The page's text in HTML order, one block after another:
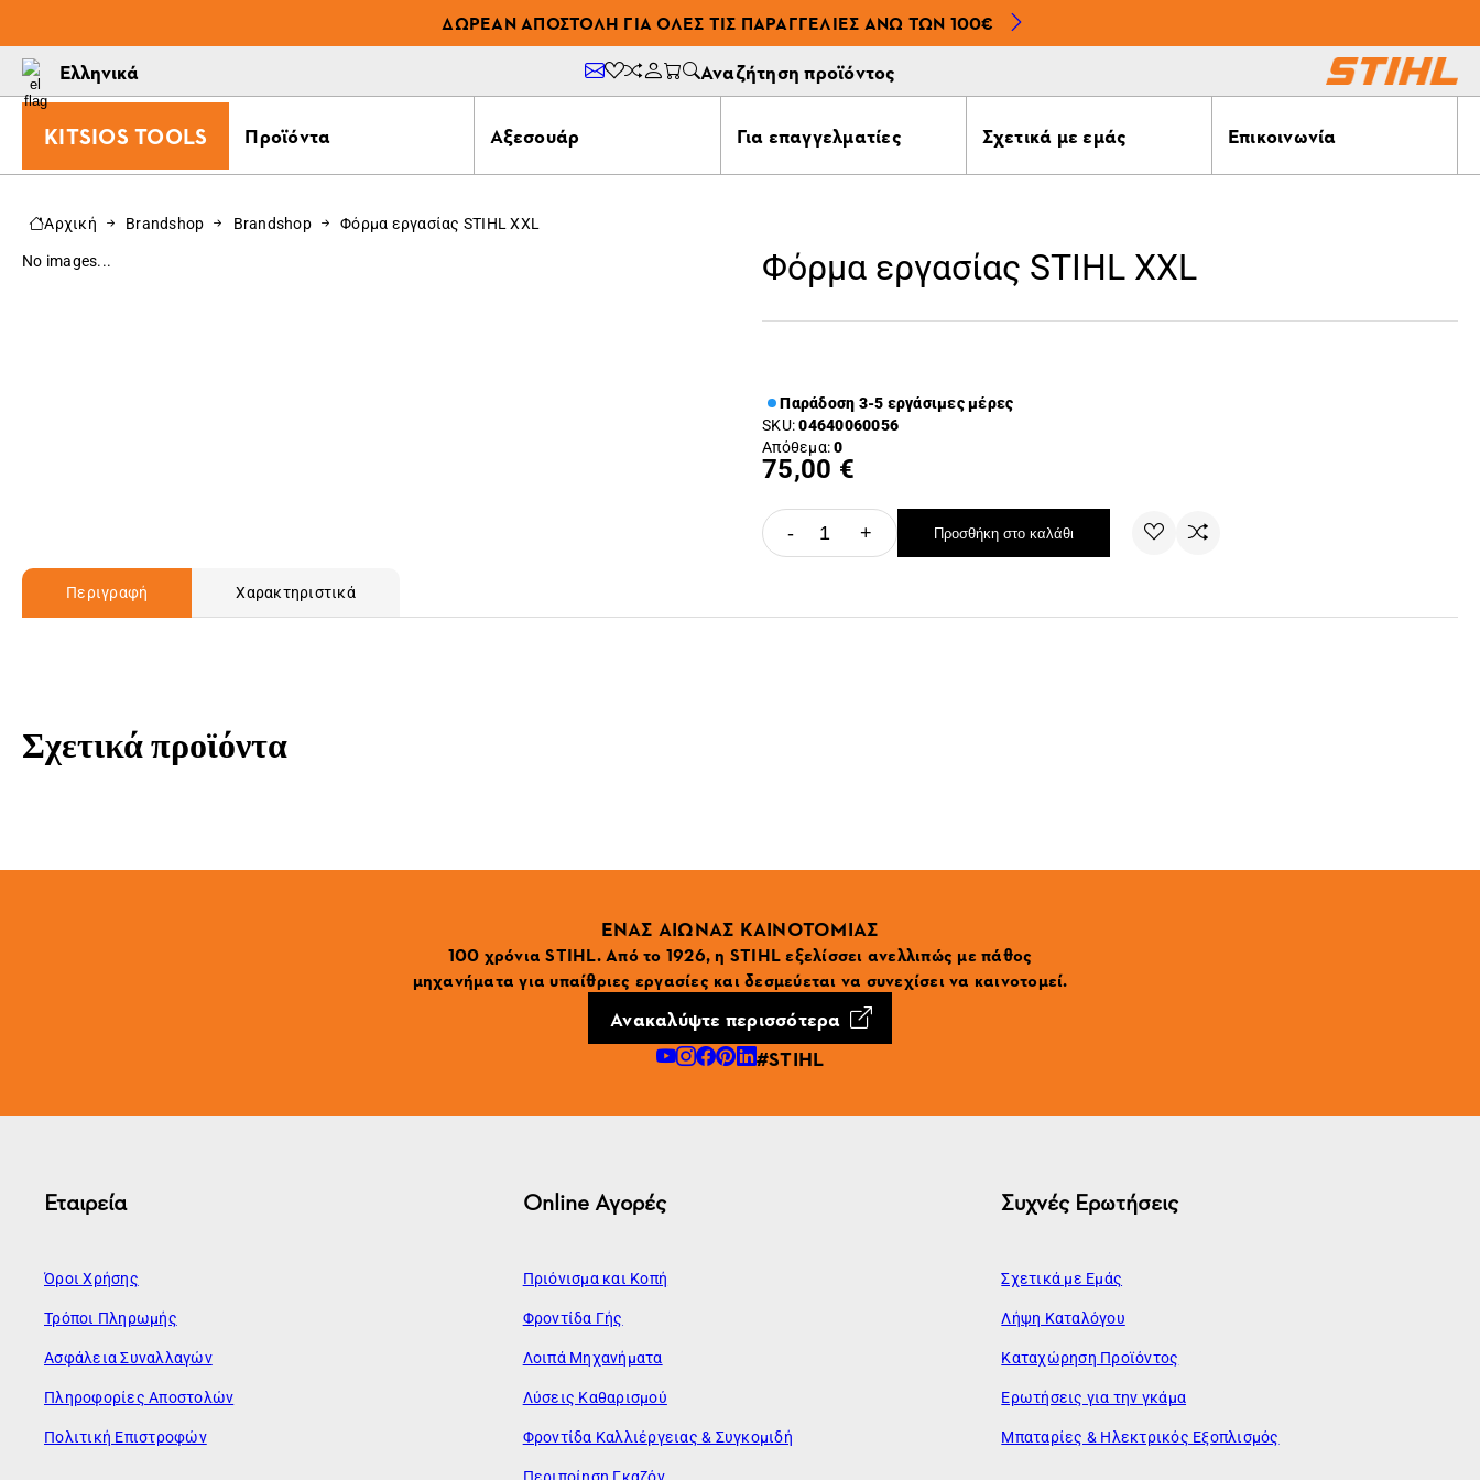
ΔΩΡΕΆΝ ΑΠΟΣΤΟΛΉ ΓΙΑ ΌΛΕΣ ΤΙΣ ΠΑΡΑΓΓΕΛΊΕΣ ΆΝΩ ΤΩΝ 100€
Ελληνικά Αναζήτηση προϊόντος
KITSIOS TOOLS Προϊόντα Αξεσουάρ Για επαγγελματίες Σχετικά με εμάς Επικοινωνία
Αρχική Brandshop Brandshop Φόρμα εργασίας STIHL XXL
No images... Φόρμα εργασίας STIHL XXL
Παράδοση 3-5 εργάσιμες μέρες
SKU:04640060056
Απόθεμα:0
75,00 €
- + Προσθήκη στο καλάθι
Περιγραφή Χαρακτηριστικά
Σχετικά προϊόντα
ΕΝΑΣ ΑΙΩΝΑΣ ΚΑΙΝΟΤΟΜΙΑΣ
100 χρόνια STIHL. Από το 1926, η STIHL εξελίσσει ανελλιπώς με πάθος
μηχανήματα για υπαίθριες εργασίες και δεσμεύεται να συνεχίσει να καινοτομεί.
Ανακαλύψτε περισσότερα
#STIHL
Εταιρεία
Όροι Χρήσης
Τρόποι Πληρωμής
Ασφάλεια Συναλλαγών
Πληροφορίες Αποστολών
Πολιτική Επιστροφών
Online Αγορές
Πριόνισμα και Κοπή
Φροντίδα Γής
Λοιπά Μηχανήματα
Λύσεις Καθαρισμού
Φροντίδα Καλλιέργειας & Συγκομιδή
Περιποίηση Γκαζόν
Συχνές Ερωτήσεις
Σχετικά με Εμάς
Λήψη Καταλόγου
Καταχώρηση Προϊόντος
Ερωτήσεις για την γκάμα
Μπαταρίες & Ηλεκτρικός Εξοπλισμός